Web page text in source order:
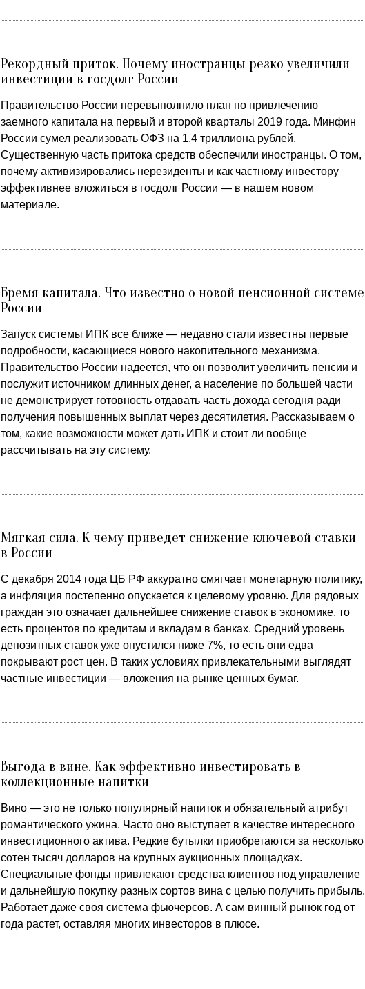
Рекордный приток. Почему иностранцы резко увеличили
инвестиции в госдолг России
Правительство России перевыполнило план по привлечению
заемного капитала на первый и второй кварталы 2019 года. Минфин
России сумел реализовать ОФЗ на 1,4 триллиона рублей.
Существенную часть притока средств обеспечили иностранцы. О том,
почему активизировались нерезиденты и как частному инвестору
эффективнее вложиться в госдолг России — в нашем новом
материале.
Бремя капитала. Что известно о новой пенсионной системе
России
Запуск системы ИПК все ближе — недавно стали известны первые
подробности, касающиеся нового накопительного механизма.
Правительство России надеется, что он позволит увеличить пенсии и
послужит источником длинных денег, а население по большей части
не демонстрирует готовность отдавать часть дохода сегодня ради
получения повышенных выплат через десятилетия. Рассказываем о
том, какие возможности может дать ИПК и стоит ли вообще
рассчитывать на эту систему.
Мягкая сила. К чему приведет снижение ключевой ставки
в России
С декабря 2014 года ЦБ РФ аккуратно смягчает монетарную политику,
а инфляция постепенно опускается к целевому уровню. Для рядовых
граждан это означает дальнейшее снижение ставок в экономике, то
есть процентов по кредитам и вкладам в банках. Средний уровень
депозитных ставок уже опустился ниже 7%, то есть они едва
покрывают рост цен. В таких условиях привлекательными выглядят
частные инвестиции — вложения на рынке ценных бумаг.
Выгода в вине. Как эффективно инвестировать в
коллекционные напитки
Вино — это не только популярный напиток и обязательный атрибут
романтического ужина. Часто оно выступает в качестве интересного
инвестиционного актива. Редкие бутылки приобретаются за несколько
сотен тысяч долларов на крупных аукционных площадках.
Специальные фонды привлекают средства клиентов под управление
и дальнейшую покупку разных сортов вина с целью получить прибыль.
Работает даже своя система фьючерсов. А сам винный рынок год от
года растет, оставляя многих инвесторов в плюсе.